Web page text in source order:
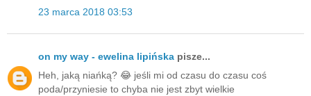
23 marca 2018 03:53
on my way - ewelina lipińska pisze...
Heh, jaką niańką? 😂 jeśli mi od czasu do czasu coś
poda/przyniesie to chyba nie jest zbyt wielkie